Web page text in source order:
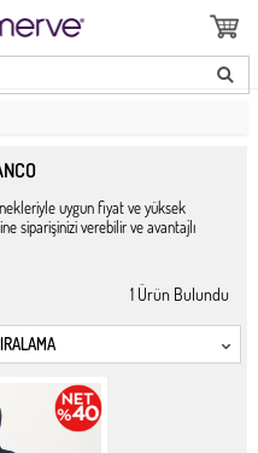
uygun fiyat ve yüksek
siparişinizi verebilir ve avantajlı
1 Ürün Bulundu